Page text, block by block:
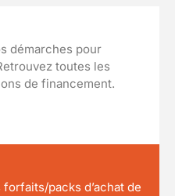
démarches pour
toutes les
de financement.
packs d’achat de